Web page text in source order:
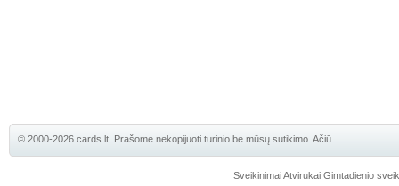
© 2000-2026 cards.lt. Prašome nekopijuoti turinio be mūsų sutikimo. Ačiū.
Sveikinimai Atvirukai Gimtadienio